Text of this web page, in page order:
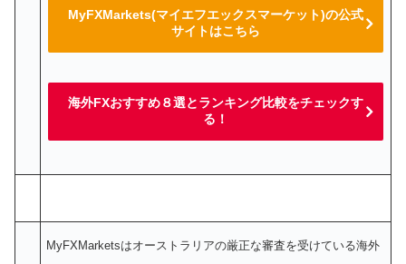
MyFXMarkets(マイエフエックスマーケット)の公式
サイトはこちら
海外FXおすすめ８選とランキング比較をチェックす
る！
MyFXMarketsはオーストラリアの厳正な審査を受けている海外